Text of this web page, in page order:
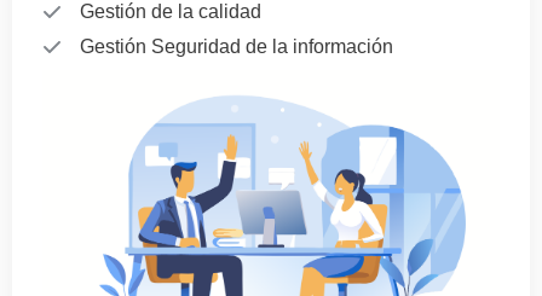
Gestión de la calidad
Gestión Seguridad de la información